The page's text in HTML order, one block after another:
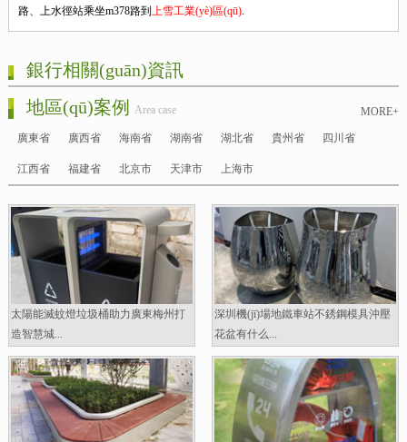
路、上水徑站乘坐m378路到 上雪工業(yè)區(qū).
銀行相關(guān)資訊
MORE+
地區(qū)案例 Area case
廣東省 廣西省 海南省 湖南省 湖北省 貴州省 四川省
江西省 福建省 北京市 天津市 上海市
太陽能滅蚊燈垃圾桶助力廣東梅州打
造智慧城...
深圳機(jī)場地鐵車站不銹鋼模具沖壓
花盆有什么...